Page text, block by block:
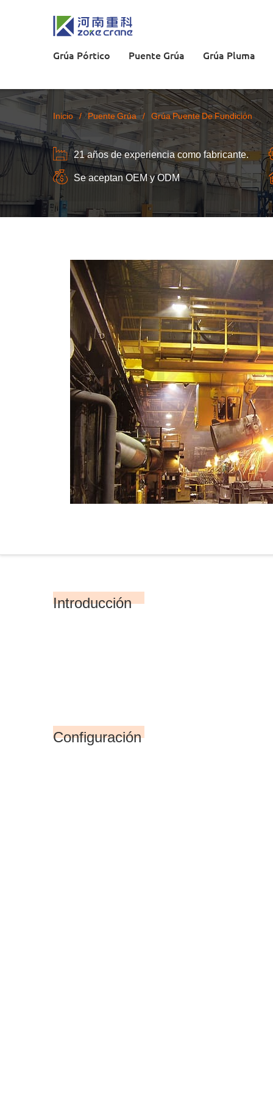
Grúa Pórtico Puente Grúa Grúa Pluma
Inicio / Puente Grúa / Grúa Puente De Fundición
21 años de experiencia como fabricante.
Se aceptan OEM y ODM
Introducción
Configuración